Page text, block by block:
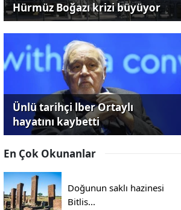
Hürmüz Boğazı krizi büyüyor
Ünlü tarihçi lber Ortaylı
hayatını kaybetti
En Çok Okunanlar
Doğunun saklı hazinesi
Bitlis...